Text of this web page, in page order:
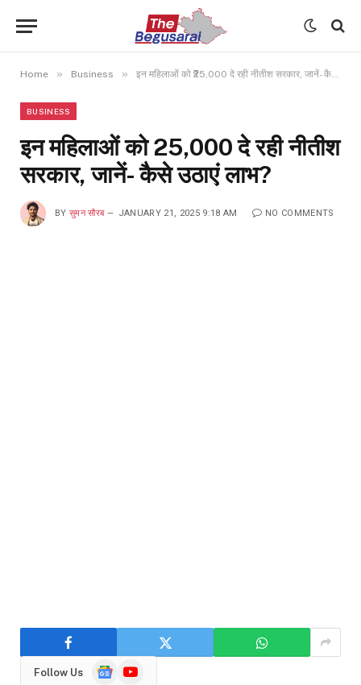
Home » Business » इन महिलाओं को ₹25,000 दे रही नीतीश सरकार, जानें- कैसे उठाएं लाभ?
BUSINESS
इन महिलाओं को ₹25,000 दे रही नीतीश
सरकार, जानें- कैसे उठाएं लाभ?
BY सुमन सौरब JANUARY 21, 2025 9:18 AM NO COMMENTS
Follow Us
GoogleYouTube